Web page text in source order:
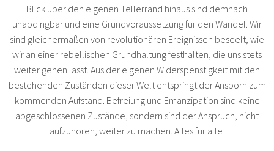
Blick über den eigenen Tellerrand hinaus sind demnach
unabdingbar und eine Grundvoraussetzung für den Wandel. Wir
sind gleichermaßen von revolutionären Ereignissen beseelt, wie
wir an einer rebellischen Grundhaltung festhalten, die uns stets
weiter gehen lässt. Aus der eigenen Widerspenstigkeit mit den
bestehenden Zuständen dieser Welt entspringt der Ansporn zum
kommenden Aufstand. Befreiung und Emanzipation sind keine
abgeschlossenen Zustände, sondern sind der Anspruch, nicht
aufzuhören, weiter zu machen. Alles für alle!